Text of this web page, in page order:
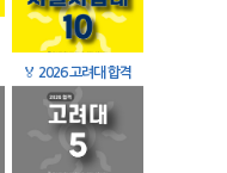
🏅 2026 고려대 합격